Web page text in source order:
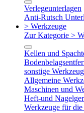
Verlegeunterlagen
Anti-Rutsch
> Werkzeuge
Zur Kategorie >
Kellen und
sonstige
Allgemeine
Maschinen und
Heft-und
Werkzeuge für